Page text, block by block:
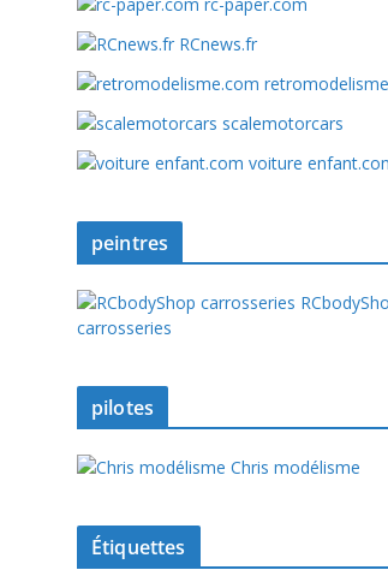
RCnews.fr
scalemotorcars
voiture
peintres
carrosseries
pilotes
Chris modélisme
Étiquettes